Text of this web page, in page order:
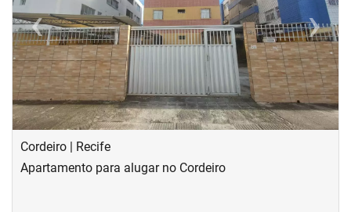
‹Previous ›Next
Cordeiro | Recife
Apartamento para alugar no Cordeiro